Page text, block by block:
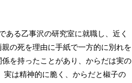
ある乙事沢の研究室に就職し、近く
の死を理由に手紙で一方的に別れを
を持ったことがあり、からだは実の
は精神的に脆く、からだと椒子の